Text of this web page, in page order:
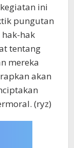
ini
pungutan
hak
tentang
mereka
akan
(ryz)